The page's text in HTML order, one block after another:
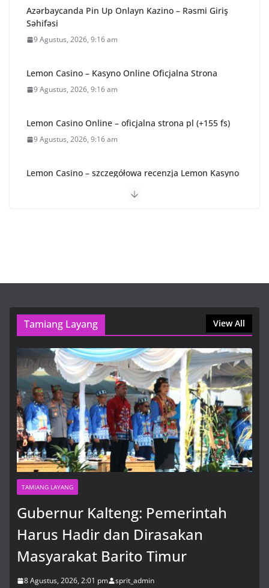
Azərbaycanda Pin Up Onlayn Kazino – Rəsmi Giriş
Səhifəsi
9 Agustus, 2026, 9:16 am
Lemon Casino – Kasyno Online Oficjalna Strona
9 Agustus, 2026, 9:16 am
Lemon Casino Online – oficjalna strona pl (+155 fs)
9 Agustus, 2026, 9:16 am
Lemon Casino – szczegółowa recenzja Lemon Kasyno
Пин Ап Казино Официальный Сайт – Играть в
9 Agustus, 2026, 9:16 am
Tamiang Layang View All
TAMIANG LAYANG
Gubernur Kalteng: Pemerintah
Harus Hadir dan Dirasakan
Masyarakat Barito Timur
8 Agustus, 2026, 2:01 pm sprit_admin